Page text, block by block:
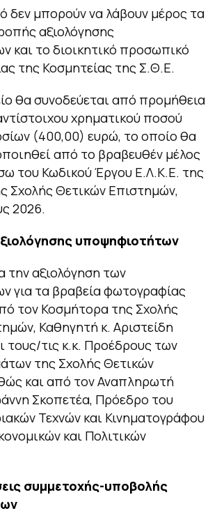
δεν μπορούν να λάβουν μέρος τα
αξιολόγησης
και το διοικητικό προσωπικό
της Κοσμητείας της Σ.Θ.Ε.
θα συνοδεύεται από προμήθεια
χρηματικού ποσού
(400,00) ευρώ, το οποίο θα
από το βραβευθέν μέλος
του Κωδικού Έργου Ε.Λ.Κ.Ε. της
Σχολής Θετικών Επιστημών,
2026.
υποψηφιοτήτων
την αξιολόγηση των
για τα βραβεία φωτογραφίας
τον Κοσμήτορα της Σχολής
Καθηγητή κ. Αριστείδη
τους/τις κ.κ. Προέδρους των
της Σχολής Θετικών
και από τον Αναπληρωτή
Σκοπετέα, Πρόεδρο του
Τεχνών και Κινηματογράφου
και Πολιτικών
συμμετοχής-υποβολής